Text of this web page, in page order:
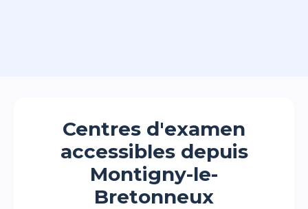
Centres d'examen
accessibles depuis
Montigny-le-
Bretonneux